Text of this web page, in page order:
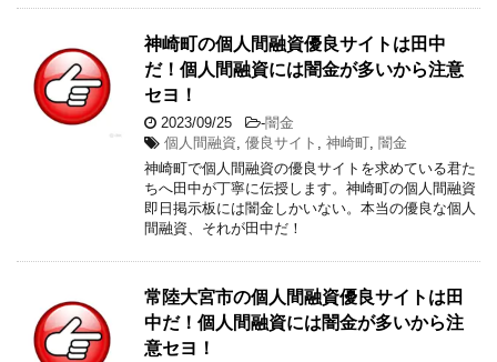
神崎町の個人間融資優良サイトは田中
だ！個人間融資には闇金が多いから注意
セヨ！
2023/09/25 -闇金
個人間融資 優良サイト 神崎町 闇金
神崎町で個人間融資の優良サイトを求めている君た
ちへ田中が丁寧に伝授します。神崎町の個人間融資
即日掲示板には闇金しかいない。本当の優良な個人
間融資、それが田中だ！
常陸大宮市の個人間融資優良サイトは田
中だ！個人間融資には闇金が多いから注
意セヨ！